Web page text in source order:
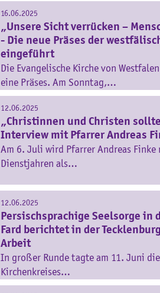
16.06.2025
„Unsere Sicht verrücken –
- Die neue Präses der
eingeführt
Die Evangelische Kirche von
eine Präses. Am Sonntag,…
12.06.2025
„Christinnen und Christen
Interview mit Pfarrer Andreas
Am 6. Juli wird Pfarrer Andreas Finke
Dienstjahren als…
12.06.2025
Persischsprachige Seelsorge in
Fard berichtet in der
Arbeit
In großer Runde tagte am 11. Juni
Kirchenkreises…